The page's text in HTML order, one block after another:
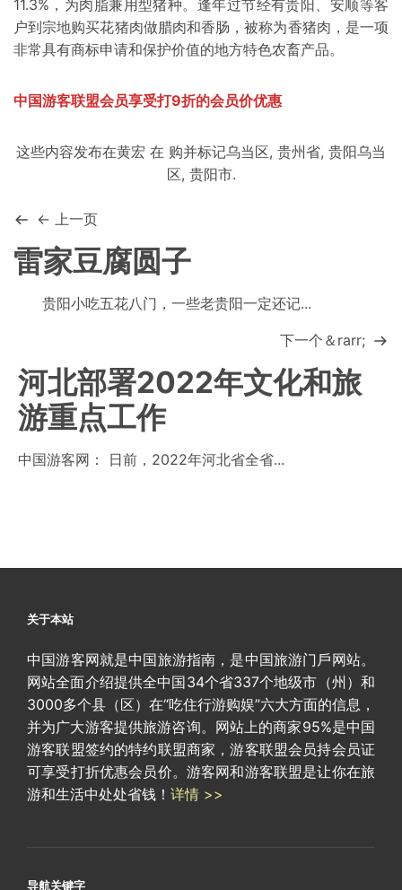
11.3%，为肉脂兼用型猪种。逢年过节经有贵阳 安顺等客
户到宗地购买花猪肉做腊肉和香肠，被称为香猪肉，是一项
非常具有商标申请和保护价值的地方特色农畜产品。
中国游客联盟会员享受打9折的会员价优惠
这些内容发布在黄宏 在 购并标记乌当区, 贵州省, 贵阳乌当
区, 贵阳市.
← 上一页
雷家豆腐圆子
贵阳小吃五花八门，一些老贵阳一定还记...
下一个＆rarr;
河北部署2022年文化和旅
游重点工作
中国游客网： 日前，2022年河北省全省...
关于本站
中国游客网就是中国旅游指南，是中国旅游门戶网站。
网站全面介绍提供全中国34个省337个地级市（州）和
3000多个县（区）在“吃住行游购娱”六大方面的信息，
并为广大游客提供旅游咨询。网站上的商家95%是中国
游客联盟签约的特约联盟商家，游客联盟会员持会员证
可享受打折优惠会员价。游客网和游客联盟是让你在旅
游和生活中处处省钱！ 详情 >>
导航关键字